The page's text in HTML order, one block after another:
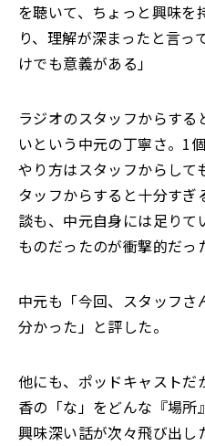
を聴いて、ちょっと興味を
り、理解が深まったと言っ
けでも意義がある」
ラジオのスタッフからす
いという中元の丁寧さ。1
やり方はスタッフからして
タッフからすると十分す
談も、中元自身には足りて
ものだったのが衝撃的だっ
中元も「今回、スタッフ
分かった」と評した。
他にも、ポッドキャストだ
香の「な」をどんな『場所
興味深い話が次々飛び出し